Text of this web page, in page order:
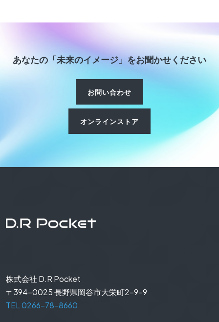
あなたの「未来のイメージ」をお聞かせください
お問い合わせ
オンラインストア
株式会社 D.R Pocket
〒394-0025 長野県岡谷市大栄町2-9-9
TEL 0266-78-8660